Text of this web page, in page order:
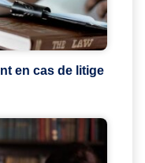
en cas de litige